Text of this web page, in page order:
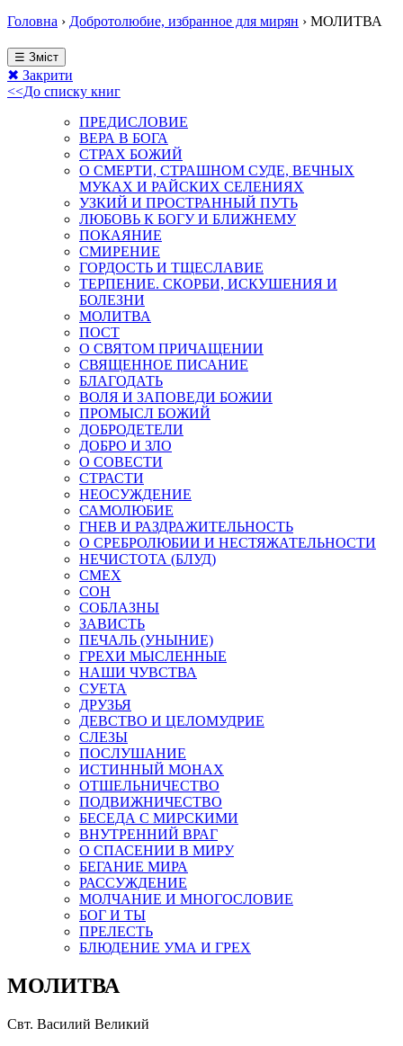
Головна › Добротолюбие, избранное для мирян › МОЛИТВА
☰ Зміст
✖ Закрити
<<До списку книг
ПРЕДИСЛОВИЕ
ВЕРА В БОГА
СТРАХ БОЖИЙ
О СМЕРТИ, СТРАШНОМ СУДЕ, ВЕЧНЫХ
МУКАХ И РАЙСКИХ СЕЛЕНИЯХ
УЗКИЙ И ПРОСТРАННЫЙ ПУТЬ
ЛЮБОВЬ К БОГУ И БЛИЖНЕМУ
ПОКАЯНИЕ
СМИРЕНИЕ
ГОРДОСТЬ И ТЩЕСЛАВИЕ
ТЕРПЕНИЕ. СКОРБИ, ИСКУШЕНИЯ И
БОЛЕЗНИ
МОЛИТВА
ПОСТ
О СВЯТОМ ПРИЧАЩЕНИИ
СВЯЩЕННОЕ ПИСАНИЕ
БЛАГОДАТЬ
ВОЛЯ И ЗАПОВЕДИ БОЖИИ
ПРОМЫСЛ БОЖИЙ
ДОБРОДЕТЕЛИ
ДОБРО И ЗЛО
О СОВЕСТИ
СТРАСТИ
НЕОСУЖДЕНИЕ
САМОЛЮБИЕ
ГНЕВ И РАЗДРАЖИТЕЛЬНОСТЬ
О СРЕБРОЛЮБИИ И НЕСТЯЖАТЕЛЬНОСТИ
НЕЧИСТОТА (БЛУД)
СМЕХ
СОН
СОБЛАЗНЫ
ЗАВИСТЬ
ПЕЧАЛЬ (УНЫНИЕ)
ГРЕХИ МЫСЛЕННЫЕ
НАШИ ЧУВСТВА
СУЕТА
ДРУЗЬЯ
ДЕВСТВО И ЦЕЛОМУДРИЕ
СЛЕЗЫ
ПОСЛУШАНИЕ
ИСТИННЫЙ МОНАХ
ОТШЕЛЬНИЧЕСТВО
ПОДВИЖНИЧЕСТВО
БЕСЕДА С МИРСКИМИ
ВНУТРЕННИЙ ВРАГ
О СПАСЕНИИ В МИРУ
БЕГАНИЕ МИРА
РАССУЖДЕНИЕ
МОЛЧАНИЕ И МНОГОСЛОВИЕ
БОГ И ТЫ
ПРЕЛЕСТЬ
БЛЮДЕНИЕ УМА И ГРЕХ
МОЛИТВА
Свт. Василий Великий